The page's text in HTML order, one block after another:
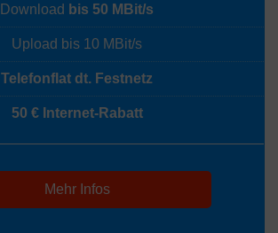
Download bis 50 MBit/s
Upload bis 10 MBit/s
Telefonflat dt. Festnetz
50 € Internet-Rabatt
Mehr Infos